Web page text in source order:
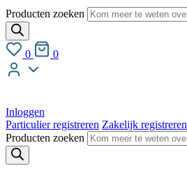
Producten zoeken
0 0
Inloggen
Particulier registreren Zakelijk registreren
Producten zoeken